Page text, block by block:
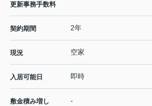
更新事務手数料
契約期間 2年
現況 空家
入居可能日 即時
敷金積み増し -